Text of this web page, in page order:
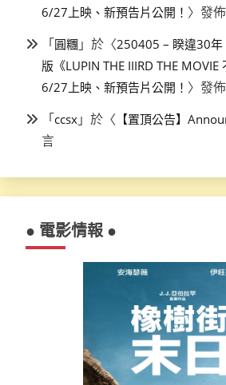
6/27上映、新預告片公開！ 〉發
「圓糰 」於〈250405 – 睽違30
版《LUPIN THE IIIRD THE
6/27上映、新預告片公開！ 〉發
「ccsx 」於〈 【置頂公告】
言
● 電影情報 ●